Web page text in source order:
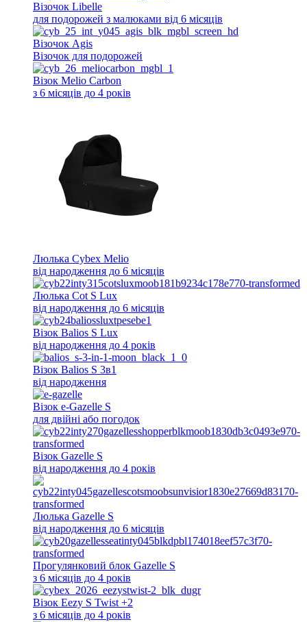
Візочок Libelle
для подорожей з малюками від 6 місяців
Візочок Agis
Візочок для подорожей
Візок Melio Carbon
з 6 місяців до 4 років
Люлька Cybex Melio
від народження до 6 місяців
Люлька Cot S Lux
від народження до 6 місяців
Візок Balios S Lux
від народження до 4 років
Візок Balios S 3в1
від народження
Візок e-Gazelle S
для двійні або погодок
Візок Gazelle S
від народження до 4 років
Люлька Gazelle S
від народження до 6 місяців
Прогулянковий блок Gazelle S
з 6 місяців до 4 років
Візок Eezy S Twist +2
з 6 місяців до 4 років